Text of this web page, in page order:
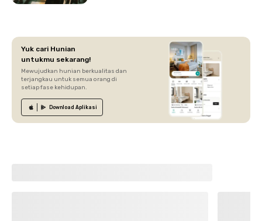
Yuk cari Hunian
untukmu sekarang!
Mewujudkan hunian berkualitas dan
terjangkau untuk semua orang di
setiap fase kehidupan.
Download Aplikasi